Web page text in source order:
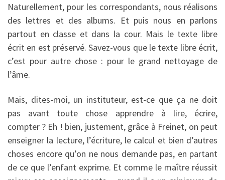
Naturellement, pour les correspondants, nous réalisons
des lettres et des albums. Et puis nous en parlons
partout en classe et dans la cour. Mais le texte libre
écrit en est préservé. Savez-vous que le texte libre écrit,
c’est pour autre chose : pour le grand nettoyage de
l’âme.
Mais, dites-moi, un instituteur, est-ce que ça ne doit
pas avant toute chose apprendre à lire, écrire,
compter ? Eh ! bien, justement, grâce à Freinet, on peut
enseigner la lecture, l’écriture, le calcul et bien d’autres
choses encore qu’on ne nous demande pas, en partant
de ce que l’enfant exprime. Et comme le maître réussit